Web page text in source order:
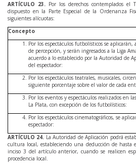
ARTÍCULO 23. Por los derechos contemplados
dispuesto en la Parte Especial de la Ordenanza
siguientes alícuotas:
Concepto
Por los espectáculos futbolísticos se
de percepción, y serán ingresados a la Liga
acuerdo a lo establecido por la Autoridad de
del espectador:
Por los espectáculos teatrales, musicales,
siguiente porcentaje sobre el valor de cada
Por los eventos y espectáculos realizados en
La Plata, con excepción de los futbolísticos:
Por los espectáculos cinematográficos, se
espectador:
ARTÍCULO 24. La Autoridad de Aplicación podrá
cultura local, estableciendo una deducción de hasta
inciso 3 del artículo anterior, cuando se realicen
procedencia local.